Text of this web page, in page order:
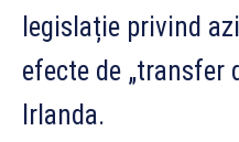
legislație privind
efecte de „transfer
Irlanda.